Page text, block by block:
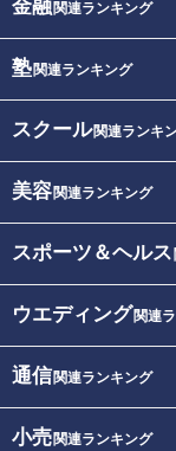
金融関連ランキング
塾関連ランキング
スクール関連ランキ
美容関連ランキング
スポーツ＆ヘルス
ウエディング関連
通信関連ランキング
小売関連ランキング